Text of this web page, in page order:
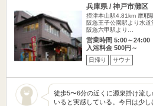
兵庫県 / 神戸市灘区
摂津本山駅4.81km 摩耶
阪急王子公園駅より水
阪急六甲駅より…
営業時間 5:00～24:00
入浴料金 500円～
日帰り サウナ
徒歩5〜6分の近くに源泉掛け流
いると実感している。今日は少